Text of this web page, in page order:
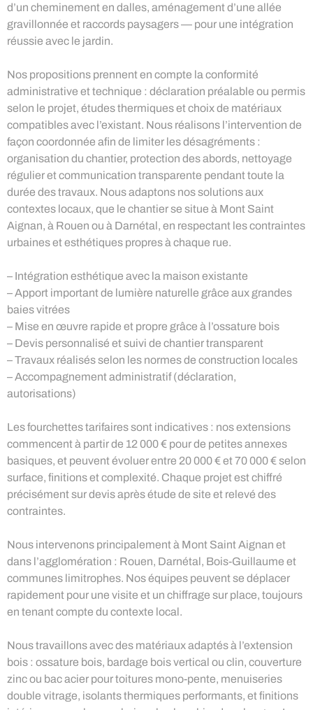
d’un cheminement en dalles, aménagement d’une allée
gravillonnée et raccords paysagers — pour une intégration
réussie avec le jardin.
Nos propositions prennent en compte la conformité
administrative et technique : déclaration préalable ou permis
selon le projet, études thermiques et choix de matériaux
compatibles avec l’existant. Nous réalisons l’intervention de
façon coordonnée afin de limiter les désagréments :
organisation du chantier, protection des abords, nettoyage
régulier et communication transparente pendant toute la
durée des travaux. Nous adaptons nos solutions aux
contextes locaux, que le chantier se situe à Mont Saint
Aignan, à Rouen ou à Darnétal, en respectant les contraintes
urbaines et esthétiques propres à chaque rue.
– Intégration esthétique avec la maison existante
– Apport important de lumière naturelle grâce aux grandes
baies vitrées
– Mise en œuvre rapide et propre grâce à l’ossature bois
– Devis personnalisé et suivi de chantier transparent
– Travaux réalisés selon les normes de construction locales
– Accompagnement administratif (déclaration,
autorisations)
Les fourchettes tarifaires sont indicatives : nos extensions
commencent à partir de 12 000 € pour de petites annexes
basiques, et peuvent évoluer entre 20 000 € et 70 000 € selon
surface, finitions et complexité. Chaque projet est chiffré
précisément sur devis après étude de site et relevé des
contraintes.
Nous intervenons principalement à Mont Saint Aignan et
dans l’agglomération : Rouen, Darnétal, Bois-Guillaume et
communes limitrophes. Nos équipes peuvent se déplacer
rapidement pour une visite et un chiffrage sur place, toujours
en tenant compte du contexte local.
Nous travaillons avec des matériaux adaptés à l’extension
bois : ossature bois, bardage bois vertical ou clin, couverture
zinc ou bac acier pour toitures mono-pente, menuiseries
double vitrage, isolants thermiques performants, et finitions